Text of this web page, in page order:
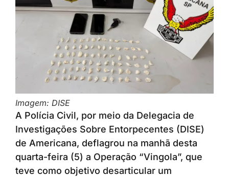
Imagem: DISE
A Polícia Civil, por meio da Delegacia de
Investigações Sobre Entorpecentes (DISE)
de Americana, deflagrou na manhã desta
quarta-feira (5) a Operação “Vingola”, que
teve como objetivo desarticular um